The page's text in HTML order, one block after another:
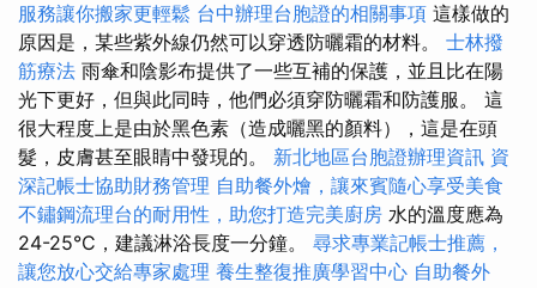
服務讓你搬家更輕鬆 台中辦理台胞證的相關事項 這樣做的
原因是，某些紫外線仍然可以穿透防曬霜的材料。 士林撥
筋療法 雨傘和陰影布提供了一些互補的保護，並且比在陽
光下更好，但與此同時，他們必須穿防曬霜和防護服。 這
很大程度上是由於黑色素（造成曬黑的顏料），這是在頭
髮，皮膚甚至眼睛中發現的。 新北地區台胞證辦理資訊 資
深記帳士協助財務管理 自助餐外燴，讓來賓隨心享受美食
不鏽鋼流理台的耐用性，助您打造完美廚房 水的溫度應為
24-25°C，建議淋浴長度一分鐘。 尋求專業記帳士推薦，
讓您放心交給專家處理 養生整復推廣學習中心 自助餐外